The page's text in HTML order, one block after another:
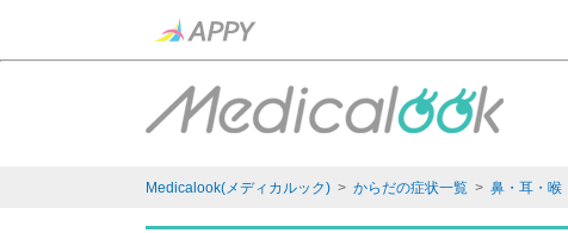
Medicalook(メディカルック) > からだの症状一覧 > 鼻・耳・喉